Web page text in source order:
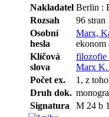
Nakladatel Berlin :
Rozsah
96 stran
Osobní
hesla
Marx,
ekonom
Klíčová
slova
filozofie
Marx K.
Počet ex.
1, z
Druh dok.
Signatura
M 24 b